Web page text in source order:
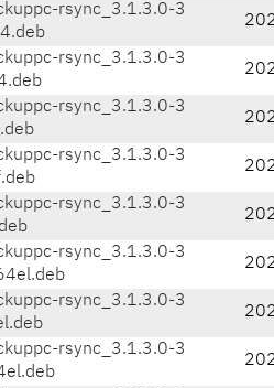
rsync_3.1.3.0-3
rsync_3.1.3.0-3
rsync_3.1.3.0-3
rsync_3.1.3.0-3
rsync_3.1.3.0-3
rsync_3.1.3.0-3
rsync_3.1.3.0-3
rsync_3.1.3.0-3